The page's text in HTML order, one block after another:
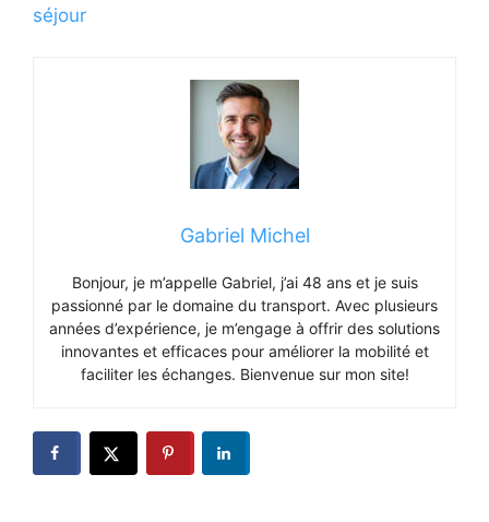
séjour
Gabriel Michel
Bonjour, je m’appelle Gabriel, j’ai 48 ans et je suis
passionné par le domaine du transport. Avec plusieurs
années d’expérience, je m’engage à offrir des solutions
innovantes et efficaces pour améliorer la mobilité et
faciliter les échanges. Bienvenue sur mon site!